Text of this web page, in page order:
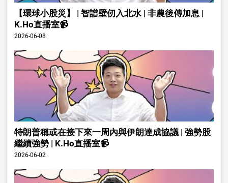
【環球小股災】 | 智譜壁仞入北水 | 非農後傳加息 |
K.Ho直播室📹
2026-06-08
特朗普稱或在接下來一周內與伊朗達成協議 | 強勢股
繼續強勢 | K.Ho直播室📹
2026-06-02